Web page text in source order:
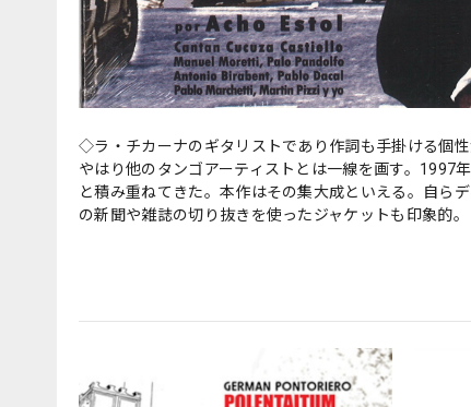
◇ラ・チカーナのギタリストであり作詞も手掛ける個
やはり他のタンゴアーティストとは一線を画す。1997
と積み重ねてきた。本作はその集大成といえる。自ら
の新聞や雑誌の切り抜きを使ったジャケットも印象的。